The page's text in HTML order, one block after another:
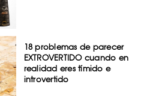
18 problemas de parecer
EXTROVERTIDO cuando en
realidad eres tímido e
introvertido